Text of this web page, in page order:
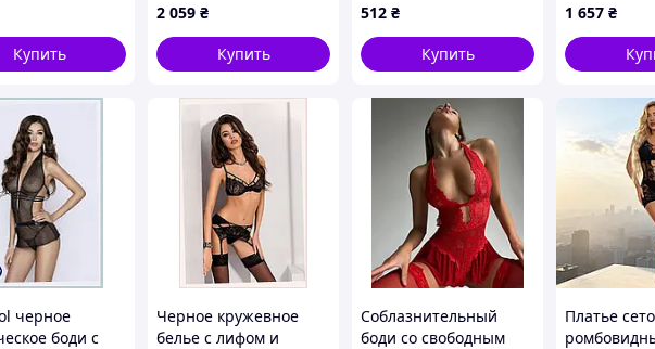
и непредсказуемыми
тянется
82-98 см, бедра 84-97 см
Купить
8H75050E2K
2 059 ₴
Купить
512 ₴
Купить
1 657 ₴
черное
боди с
Черное кружевное
белье с лифом и
Соблазнительный
боди со свободным
Платье